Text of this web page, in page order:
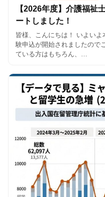
【2026年度】介護福祉
ートしました！
皆様、こんにちは！ いよい
験申込が開始されましたので
ている方はもちろん、…